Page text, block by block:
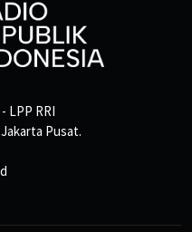
LPP RRI
Pusat.